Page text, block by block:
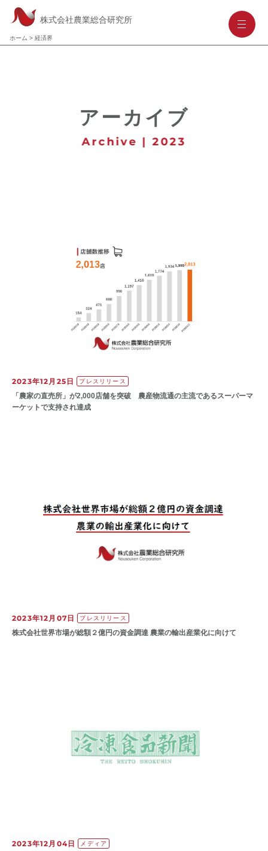
株式会社農業総合研究所
ホーム > 経済界
--
アーカイブ
Archive | 2023
2023年12月25日 プレスリリース
「農家の直売所」が2,000店舗を突破 農産物流通の主流であるスーパーマ
ーケットで支持され達成
2023年12月07日 プレスリリース
株式会社世界市場が総額２億円の資金調達 農業の輸出産業化に向けて
2023年12月04日 メディア